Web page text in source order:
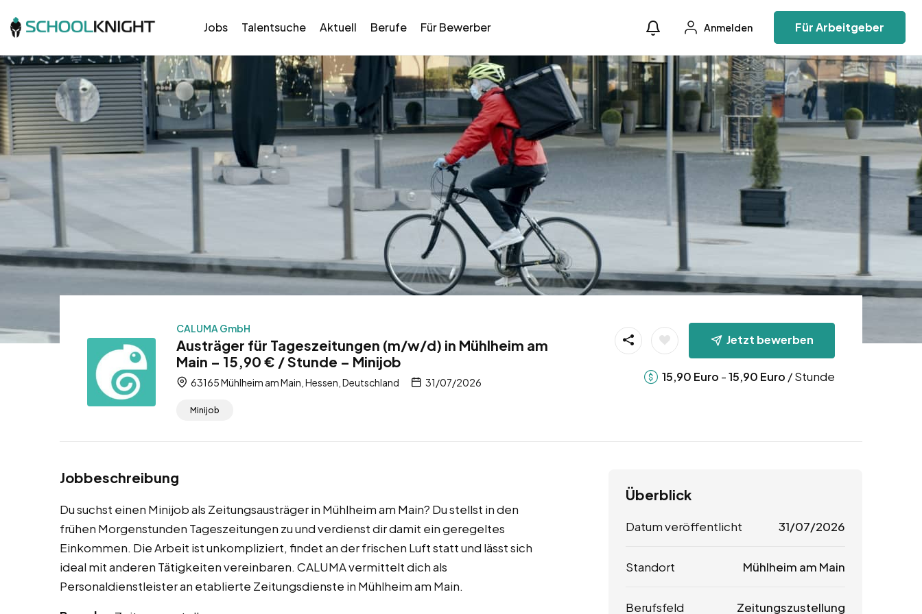
Jobs Talentsuche Aktuell Berufe Für Bewerber Anmelden Für Arbeitgeber
CALUMA GmbH
Austräger für Tageszeitungen (m/w/d) in Mühlheim am
Main – 15,90 € / Stunde – Minijob
63165 Mühlheim am Main, Hessen, Deutschland 31/07/2026
Minijob
Jetzt bewerben
15,90 Euro -15,90 Euro / Stunde
Jobbeschreibung
Du suchst einen Minijob als Zeitungsausträger in Mühlheim am Main? Du stellst in den
frühen Morgenstunden Tageszeitungen zu und verdienst dir damit ein geregeltes
Einkommen. Die Arbeit ist unkompliziert, findet an der frischen Luft statt und lässt sich
ideal mit anderen Tätigkeiten vereinbaren. CALUMA vermittelt dich als
Personaldienstleister an etablierte Zeitungsdienste in Mühlheim am Main.
Überblick
Datum veröffentlicht 31/07/2026
Standort Mühlheim am Main
Berufsfeld Zeitungszustellung